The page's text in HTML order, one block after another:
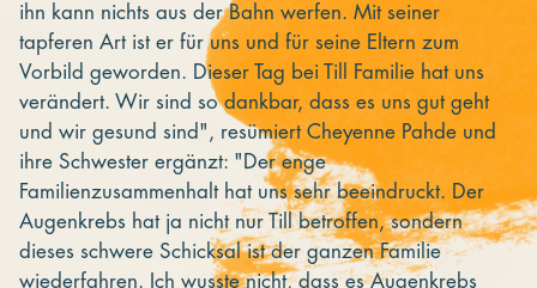
ihn kann nichts aus der Bahn werfen. Mit seiner
tapferen Art ist er für uns und für seine Eltern zum
Vorbild geworden. Dieser Tag bei Till Familie hat uns
verändert. Wir sind so dankbar, dass es uns gut geht
und wir gesund sind", resümiert Cheyenne Pahde und
ihre Schwester ergänzt: "Der enge
Familienzusammenhalt hat uns sehr beeindruckt. Der
Augenkrebs hat ja nicht nur Till betroffen, sondern
dieses schwere Schicksal ist der ganzen Familie
wiederfahren. Ich wusste nicht, dass es Augenkrebs